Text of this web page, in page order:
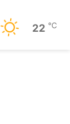
22 ℃